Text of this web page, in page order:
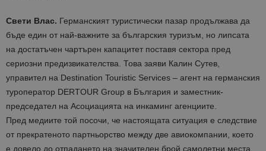
Свети Влас. Германският туристически пазар продължава да
бъде един от най-важните за българския туризъм, но липсата
на достатъчен чартърен капацитет поставя сектора пред
сериозни предизвикателства. Това заяви Калин Сутев,
управител на Destination Touristic Services – агент на германския
туроператор DERTOUR Group в България и заместник-
председател на Асоциацията на инкаминг агенциите.
Пред медиите той посочи, че настоящата ситуация е следствие
от прекратеното партньорство между две авиокомпании, което
е довело до отпадането на значителен брой самолетни места